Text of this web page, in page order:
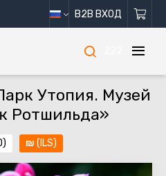
B2B ВХОД
Утопия. Музей
Ротшильда»
₪ (ILS)